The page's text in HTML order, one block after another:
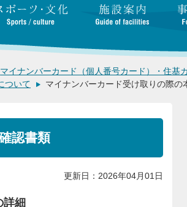
マイナンバーカード（個人番号カード）・住基
ついて
マイナンバーカード受け取りの際の
認書類
更新日：2026年04月01日
詳細